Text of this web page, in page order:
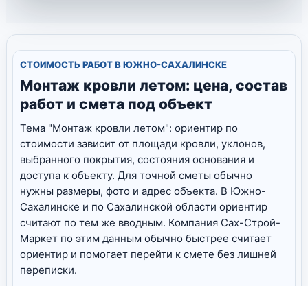
СТОИМОСТЬ РАБОТ В ЮЖНО-САХАЛИНСКЕ
Монтаж кровли летом: цена, состав
работ и смета под объект
Тема "Монтаж кровли летом": ориентир по
стоимости зависит от площади кровли, уклонов,
выбранного покрытия, состояния основания и
доступа к объекту. Для точной сметы обычно
нужны размеры, фото и адрес объекта. В Южно-
Сахалинске и по Сахалинской области ориентир
считают по тем же вводным. Компания Сах-Строй-
Маркет по этим данным обычно быстрее считает
ориентир и помогает перейти к смете без лишней
переписки.